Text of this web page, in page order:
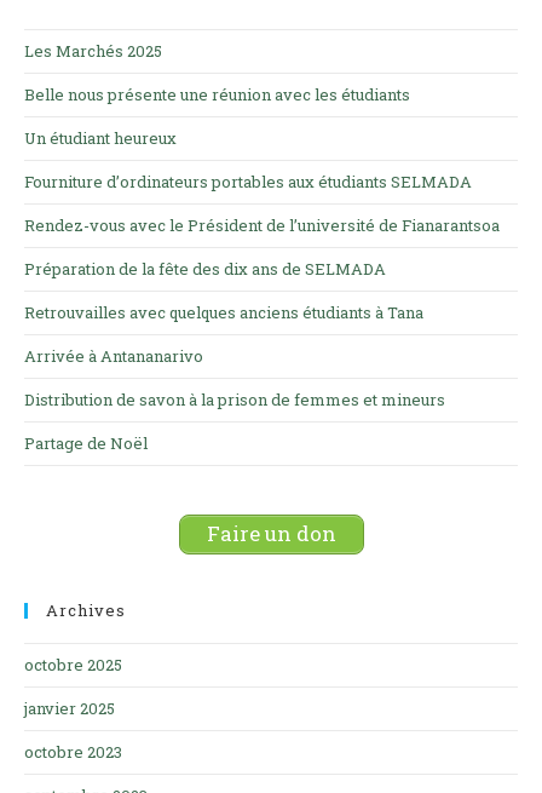
Les Marchés 2025
Belle nous présente une réunion avec les étudiants
Un étudiant heureux
Fourniture d’ordinateurs portables aux étudiants SELMADA
Rendez-vous avec le Président de l’université de Fianarantsoa
Préparation de la fête des dix ans de SELMADA
Retrouvailles avec quelques anciens étudiants à Tana
Arrivée à Antananarivo
Distribution de savon à la prison de femmes et mineurs
Partage de Noël
Faire un don
Archives
octobre 2025
janvier 2025
octobre 2023